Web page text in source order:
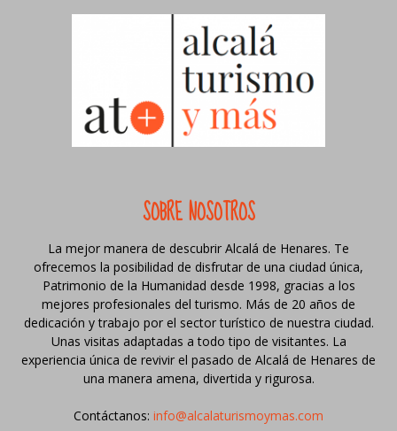
SOBRE NOSOTROS
La mejor manera de descubrir Alcalá de Henares. Te
ofrecemos la posibilidad de disfrutar de una ciudad única,
Patrimonio de la Humanidad desde 1998, gracias a los
mejores profesionales del turismo. Más de 20 años de
dedicación y trabajo por el sector turístico de nuestra ciudad.
Unas visitas adaptadas a todo tipo de visitantes. La
experiencia única de revivir el pasado de Alcalá de Henares de
una manera amena, divertida y rigurosa.
Contáctanos: info@alcalaturismoymas.com